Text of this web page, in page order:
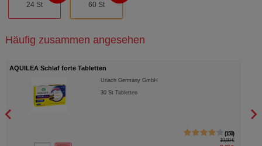
24 St 60 St
Häufig zusammen angesehen
AQUILEA Schlaf forte Tabletten
Uriach Germany GmbH
30St Tabletten
150
19,90 €